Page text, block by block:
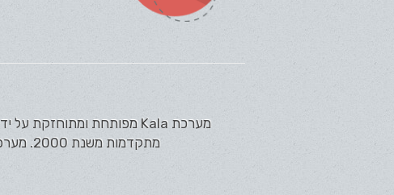
מתקדמות משנת 2000. מערכת Kala מציעה כיום את מכלול הפתרונות המתקדם ביותר בשוק למערכות...